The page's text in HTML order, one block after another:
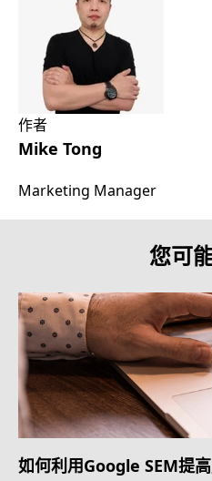
作者
Mike Tong
Marketing Manager
您可
如何利用Google SEM提